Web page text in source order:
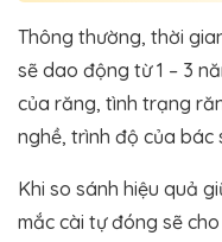
Thông thường, thời
sẽ dao động từ 1 – 3
của răng, tình trạng
nghề, trình độ của bác
Khi so sánh hiệu quả
mắc cài tự đóng sẽ